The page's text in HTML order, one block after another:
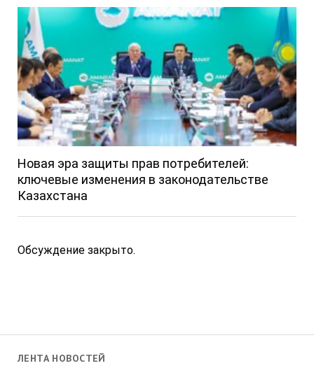
Новая эра защиты прав потребителей:
ключевые изменения в законодательстве
Казахстана
Обсуждение закрыто.
ЛЕНТА НОВОСТЕЙ